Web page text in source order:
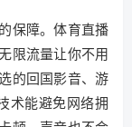
保障。体育直播
限流量让你不用
的回国影音、游
术能避免网络拥